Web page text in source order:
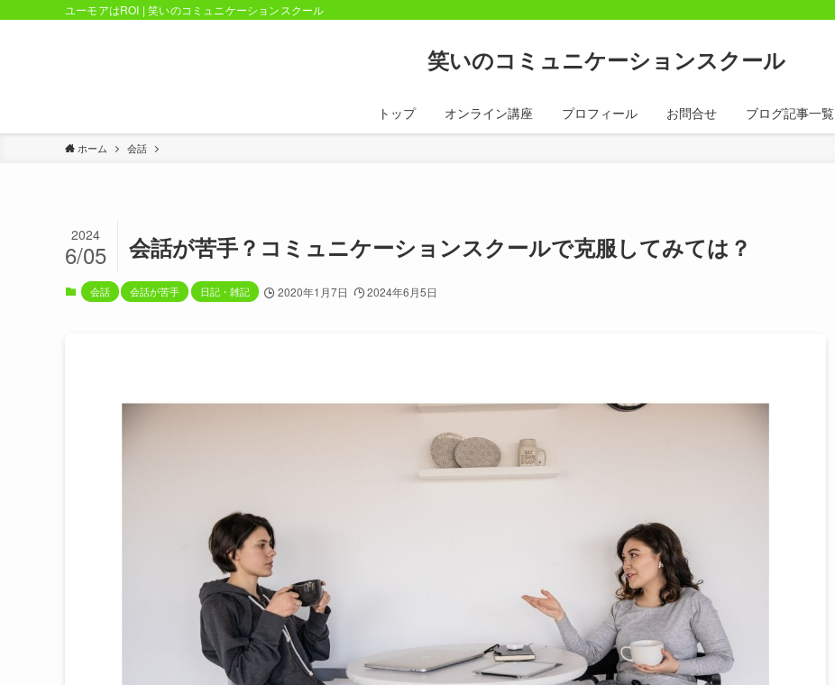
ユーモアはROI | 笑いのコミュニケーションスクール
笑いのコミュニケーションスクール
トップ オンライン講座 プロフィール お問合せ ブログ記事一覧
ホーム 会話
会話が苦手？コミュニケーションスクールで克服してみては？
2024
6/05
会話 会話が苦手 日記・雑記 2020年1月7日 2024年6月5日